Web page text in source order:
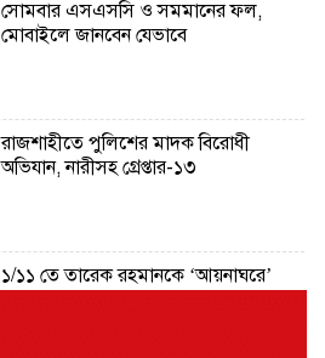
সোমবার এসএসসি ও সমমানের ফল,
মোবাইলে জানবেন যেভাবে
রাজশাহীতে পুলিশের মাদক বিরোধী
অভিযান, নারীসহ গ্রেপ্তার-১৩
১/১১ তে তারেক রহমানকে ‘আয়নাঘরে’